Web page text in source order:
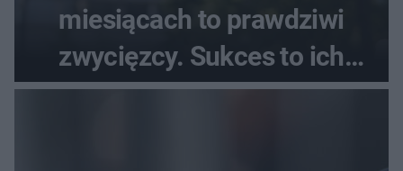
miesiącach to prawdziwi
zwycięzcy. Sukces to ich
drugie imię